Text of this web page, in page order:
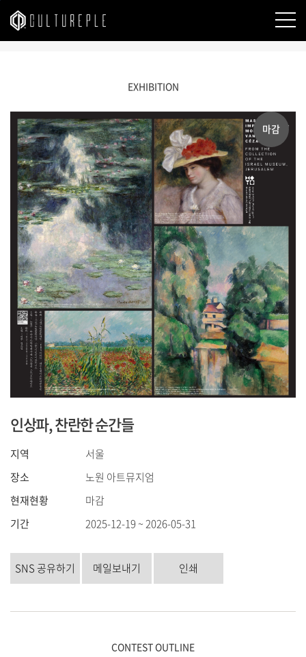
본문바로가기
EXHIBITION
마감
인상파, 찬란한 순간들
지역
서울
장소
노원 아트뮤지엄
현재현황
마감
기간
2025-12-19 ~ 2026-05-31
SNS 공유하기 메일보내기 인쇄
CONTEST OUTLINE